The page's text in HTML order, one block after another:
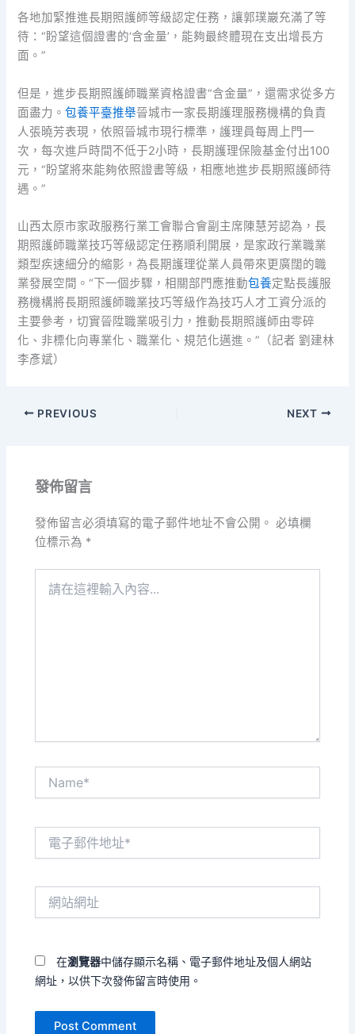
各地加緊推進長期照護師等級認定任務，讓郭璞巖充滿了等
待：“盼望這個證書的‘含金量’，能夠最終體現在支出增長方
面。”
但是，進步長期照護師職業資格證書“含金量”，還需求從多方
面盡力。包養平臺推舉晉城市一家長期護理服務機構的負責
人張曉芳表現，依照晉城市現行標準，護理員每周上門一
次，每次進戶時間不低于2小時，長期護理保險基金付出100
元，“盼望將來能夠依照證書等級，相應地進步長期照護師待
遇。”
山西太原市家政服務行業工會聯合會副主席陳慧芳認為，長
期照護師職業技巧等級認定任務順利開展，是家政行業職業
類型疾速細分的縮影，為長期護理從業人員帶來更廣闊的職
業發展空間。“下一個步驟，相關部門應推動包養定點長護服
務機構將長期照護師職業技巧等級作為技巧人才工資分派的
主要參考，切實晉陞職業吸引力，推動長期照護師由零碎
化、非標化向專業化、職業化、規范化邁進。”（記者 劉建林
李彥斌）
PREVIOUS NEXT
發佈留言
發佈留言必須填寫的電子郵件地址不會公開。 必填欄
位標示為 *
在瀏覽器中儲存顯示名稱、電子郵件地址及個人網站
網址，以供下次發佈留言時使用。